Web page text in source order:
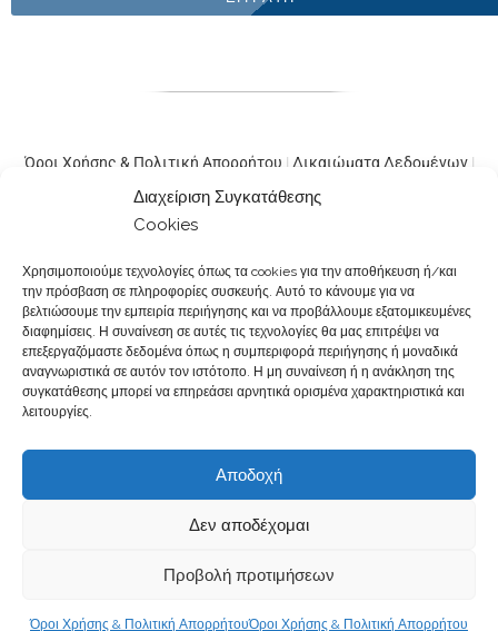
Διαχείριση Συγκατάθεσης
Cookies
Χρησιμοποιούμε τεχνολογίες όπως τα cookies για την αποθήκευση ή/και
την πρόσβαση σε πληροφορίες συσκευής. Αυτό το κάνουμε για να
βελτιώσουμε την εμπειρία περιήγησης και να προβάλλουμε εξατομικευμένες
διαφημίσεις. Η συναίνεση σε αυτές τις τεχνολογίες θα μας επιτρέψει να
επεξεργαζόμαστε δεδομένα όπως η συμπεριφορά περιήγησης ή μοναδικά
αναγνωριστικά σε αυτόν τον ιστότοπο. Η μη συναίνεση ή η ανάκληση της
συγκατάθεσης μπορεί να επηρεάσει αρνητικά ορισμένα χαρακτηριστικά και
λειτουργίες.
Αποδοχή
Δεν αποδέχομαι
Προβολή προτιμήσεων
Όροι Χρήσης & Πολιτική ΑπορρήτουΌροι Χρήσης & Πολιτική Απορρήτου
Όροι Χρήσης & Πολιτική Απορρήτου | Δικαιώματα Δεδομένων |
Κώδικας Δεοντολογίας | Παραγγελίες & Πληρωμές
Φόρμα Υπαναχώρησης
Επικοινωνία
@2017-2026.Created by
Powepharm IKE. All rights reserved.